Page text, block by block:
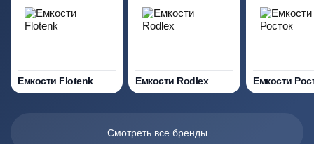
Емкости Flotenk Емкости Rodlex Емкости
Смотреть все бренды